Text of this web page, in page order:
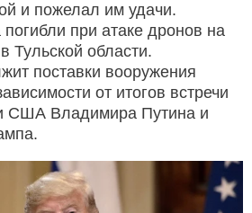
и пожелал им удачи.
при атаке дронов на
Тульской области.
поставки вооружения
от итогов встречи
США Владимира Путина и